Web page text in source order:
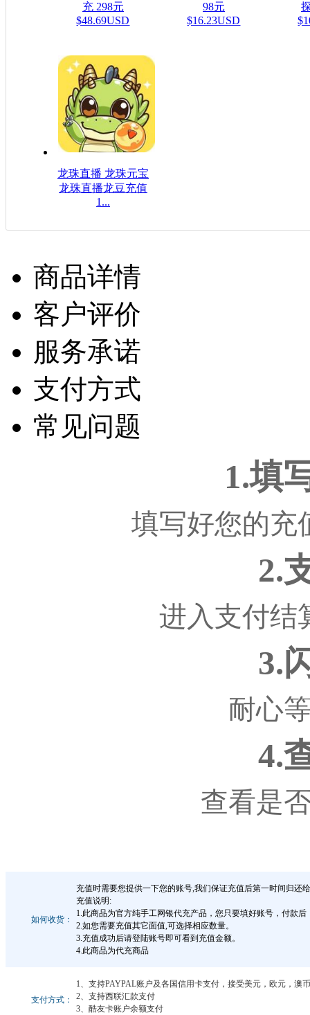
充 298元
$48.69USD
98元
$16.23USD
龙珠直播 龙珠元宝
龙珠直播龙豆充值
1...
商品详情
客户评价
服务承诺
支付方式
常见问题
1.填
填写好您的充
2.
进入支付结
3.
耐心
4.
查看是
如何收货：
充值时需要您提供一下您的账号,我们保证充值后第一时间归还
充值说明:
1.此商品为官方纯手工网银代充产品，您只要填好账号，付款
2.如您需要充值其它面值,可选择相应数量。
3.充值成功后请登陆账号即可看到充值金额。
4.此商品为代充商品
支付方式：
1、支持PAYPAL账户及各国信用卡支付，接受美元，欧元，澳
2、支持西联汇款支付
3、酷友卡账户余额支付